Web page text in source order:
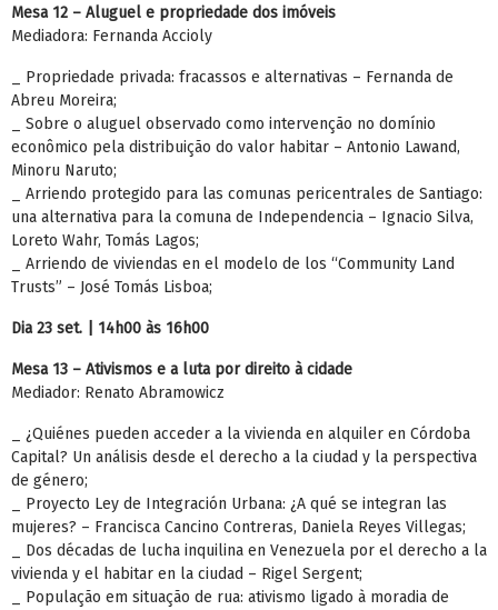
Mesa 12 – Aluguel e propriedade dos imóveis
Mediadora: Fernanda Accioly
_ Propriedade privada: fracassos e alternativas – Fernanda de
Abreu Moreira;
_ Sobre o aluguel observado como intervenção no domínio
econômico pela distribuição do valor habitar – Antonio Lawand,
Minoru Naruto;
_ Arriendo protegido para las comunas pericentrales de Santiago:
una alternativa para la comuna de Independencia – Ignacio Silva,
Loreto Wahr, Tomás Lagos;
_ Arriendo de viviendas en el modelo de los “Community Land
Trusts” – José Tomás Lisboa;
Dia 23 set. | 14h00 às 16h00
Mesa 13 – Ativismos e a luta por direito à cidade
Mediador: Renato Abramowicz
_ ¿Quiénes pueden acceder a la vivienda en alquiler en Córdoba
Capital? Un análisis desde el derecho a la ciudad y la perspectiva
de género;
_ Proyecto Ley de Integración Urbana: ¿A qué se integran las
mujeres? – Francisca Cancino Contreras, Daniela Reyes Villegas;
_ Dos décadas de lucha inquilina en Venezuela por el derecho a la
vivienda y el habitar en la ciudad – Rigel Sergent;
_ População em situação de rua: ativismo ligado à moradia de